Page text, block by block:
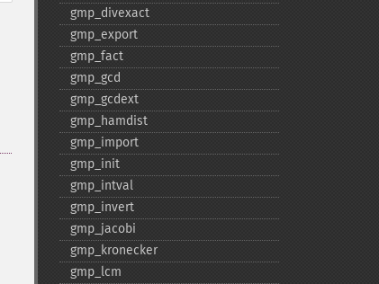
gmp_​divexact
gmp_​export
gmp_​fact
gmp_​gcd
gmp_​gcdext
gmp_​hamdist
gmp_​import
gmp_​init
gmp_​intval
gmp_​invert
gmp_​jacobi
gmp_​kronecker
gmp_​lcm